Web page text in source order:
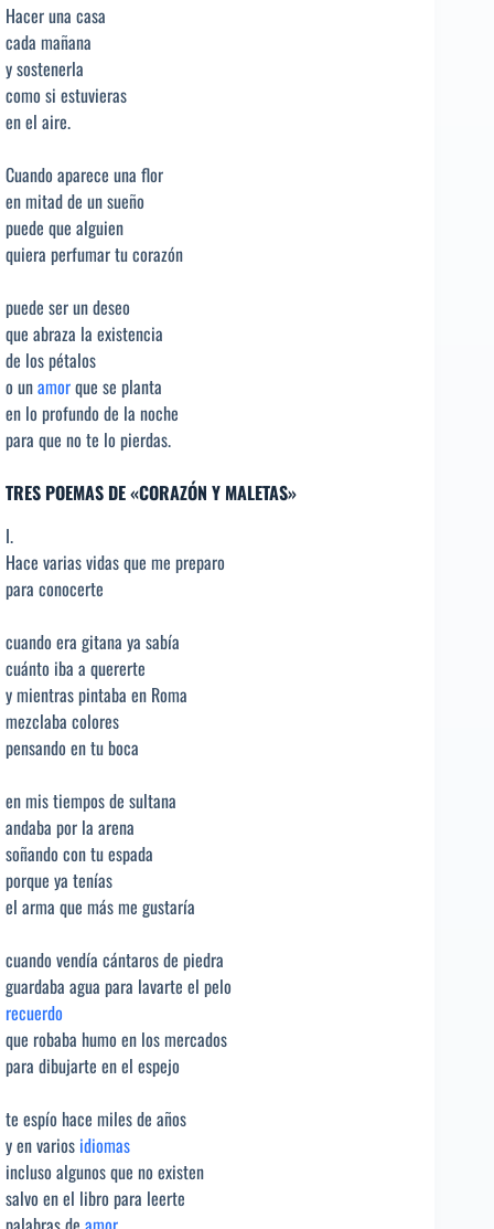
Hacer una casa
cada mañana
y sostenerla
como si estuvieras
en el aire.
Cuando aparece una flor
en mitad de un sueño
puede que alguien
quiera perfumar tu corazón
puede ser un deseo
que abraza la existencia
de los pétalos
o unamorque se planta
en lo profundo de la noche
para que no te lo pierdas.
TRES POEMAS DE «CORAZÓN Y MALETAS»
I.
Hace varias vidas que me preparo
para conocerte
cuando era gitana ya sabía
cuánto iba a quererte
y mientras pintaba en Roma
mezclaba colores
pensando en tu boca
en mis tiempos de sultana
andaba por la arena
soñando con tu espada
porque ya tenías
el arma que más me gustaría
cuando vendía cántaros de piedra
guardaba agua para lavarte el pelo
recuerdo
que robaba humo en los mercados
para dibujarte en el espejo
te espío hace miles de años
y en varios idiomas
incluso algunos que no existen
salvo en el libro para leerte